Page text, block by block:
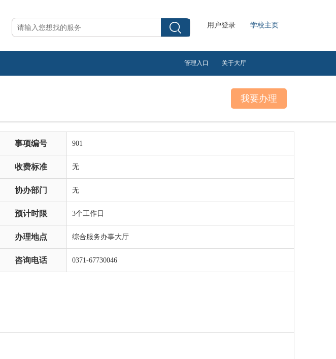
用户登录 学校主页
管理入口 关于大厅
事项编号 901
收费标准 无
协办部门 无
预计时限 3个工作日
办理地点 综合服务办事大厅
咨询电话 0371-67730046